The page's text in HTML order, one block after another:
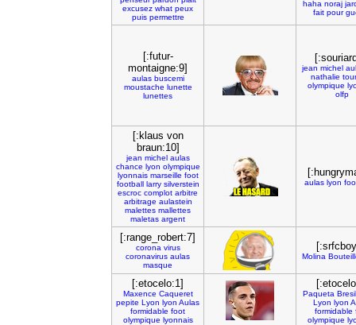
excusez what peux
puis permettre
haha noraj
fait pour
[:futur-
montaigne:9]
aulas buscemi
moustache lunette
lunettes
jean michel
nathalie tour
olympique
olfp
[:klaus von
braun:10]
jean michel aulas
chance lyon olympique
lyonnais marseille foot
football larry silverstein
escroc complot arbitre
arbitrage aulastein
malettes mallettes
maletas argent
aulas lyon
[:range_robert:7]
corona virus
coronavirus aulas
masque
Molina
[:etocelo:1]
Maxence Caqueret
pepite Lyon lyon Aulas
formidable foot
olympique lyonnais
Paqueta Bresil
Lyon lyon
formidable
olympique